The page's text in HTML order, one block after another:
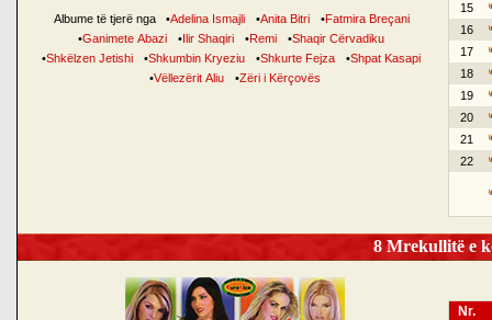
Albume të tjerë nga •Adelina Ismajli •Anita Bitri •Fatmira Breçani
•Ganimete Abazi •Ilir Shaqiri •Remi •Shaqir Cërvadiku
•Shkëlzen Jetishi •Shkumbin Kryeziu •Shkurte Fejza •Shpat Kasapi
•Vëllezërit Aliu •Zëri i Kërçovës
15
16
17
18
19
20
21
22
8 Mrekullitë e
Nr.